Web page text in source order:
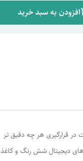
افزودن به سبد خرید
در قرارگیری هر چه دقیق تر
دیجیتال شش رنگ و کاغذ